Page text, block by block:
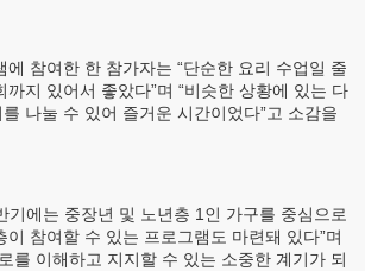
에 참여한 한 참가자는 “단순한 요리 수업일 줄
까지 있어서 좋았다”며 “비슷한 상황에 있는 다
나눌 수 있어 즐거운 시간이었다”고 소감을
기에는 중장년 및 노년층 1인 가구를 중심으로
이 참여할 수 있는 프로그램도 마련돼 있다”며
를 이해하고 지지할 수 있는 소중한 계기가 되